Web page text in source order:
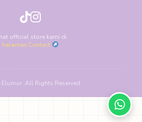
official store kami di
halaman Contact
All Rights Reserved.